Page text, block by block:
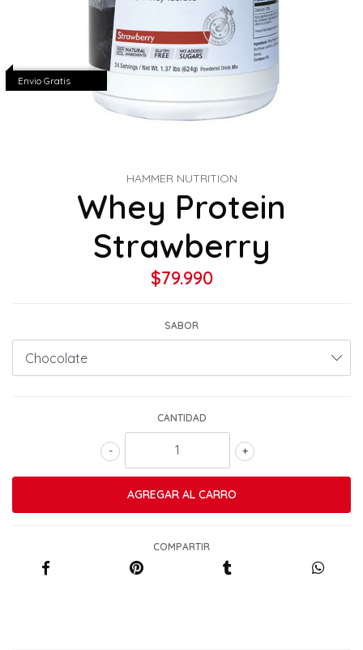
Envio Gratis
HAMMER NUTRITION
Whey Protein
Strawberry
$79.990
SABOR
CANTIDAD
+
-
COMPARTIR